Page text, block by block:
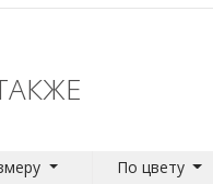
По цвету